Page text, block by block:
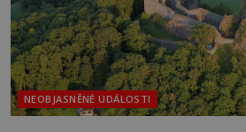
NEOBJASNĚNÉ UDÁLOSTI